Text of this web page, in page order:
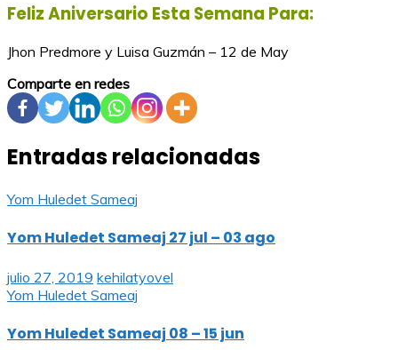
Feliz Aniversario Esta Semana Para:
Jhon Predmore y Luisa Guzmán – 12 de May
Comparte en redes
Entradas relacionadas
Yom Huledet Sameaj
Yom Huledet Sameaj 27 jul – 03 ago
julio 27, 2019 kehilatyovel
Yom Huledet Sameaj
Yom Huledet Sameaj 08 – 15 jun